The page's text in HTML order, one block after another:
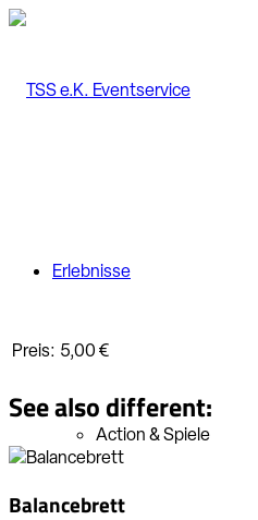
Erlebnisse
Action & Spiele
Preis: 5,00 €
See also different:
Balancebrett